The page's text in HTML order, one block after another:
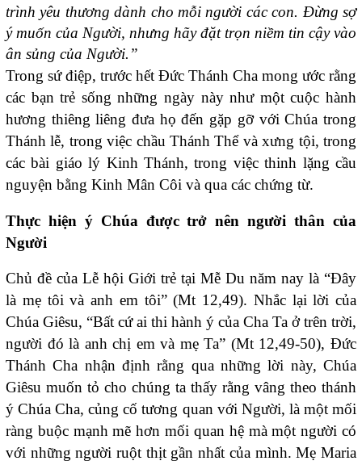
trình yêu thương dành cho mỗi người các con. Đừng sợ
ý muốn của Người, nhưng hãy đặt trọn niềm tin cậy vào
ân sủng của Người.”
Trong sứ điệp, trước hết Đức Thánh Cha mong ước rằng
các bạn trẻ sống những ngày này như một cuộc hành
hương thiêng liêng đưa họ đến gặp gỡ với Chúa trong
Thánh lễ, trong việc chầu Thánh Thể và xưng tội, trong
các bài giáo lý Kinh Thánh, trong việc thinh lặng cầu
nguyện bằng Kinh Mân Côi và qua các chứng từ.
Thực hiện ý Chúa được trở nên người thân của
Người
Chủ đề của Lễ hội Giới trẻ tại Mễ Du năm nay là “Đây
là mẹ tôi và anh em tôi” (Mt 12,49). Nhắc lại lời của
Chúa Giêsu, “Bất cứ ai thi hành ý của Cha Ta ở trên trời,
người đó là anh chị em và mẹ Ta” (Mt 12,49-50), Đức
Thánh Cha nhận định rằng qua những lời này, Chúa
Giêsu muốn tỏ cho chúng ta thấy rằng vâng theo thánh
ý Chúa Cha, củng cố tương quan với Người, là một mối
ràng buộc mạnh mẽ hơn mối quan hệ mà một người có
với những người ruột thịt gần nhất của mình. Mẹ Maria